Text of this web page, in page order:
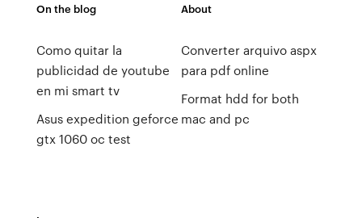
On the blog
Como quitar la
publicidad de youtube
en mi smart tv
Asus expedition geforce
gtx 1060 oc test
About
Converter arquivo aspx
para pdf online
Format hdd for both
mac and pc